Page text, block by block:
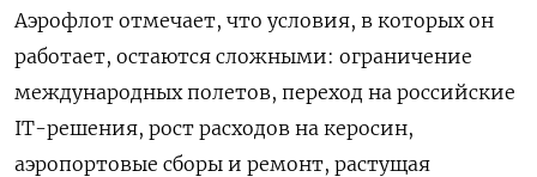
Аэрофлот отмечает, что условия, в которых он
работает, остаются сложными: ограничение
международных полетов, переход на российские
IT-решения, рост расходов на керосин,
аэропортовые сборы и ремонт, растущая